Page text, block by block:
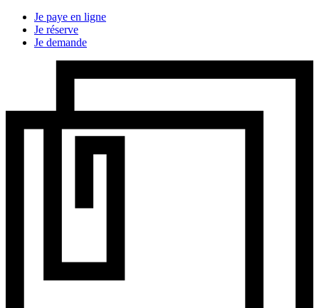
Je paye en ligne
Je réserve
Je demande